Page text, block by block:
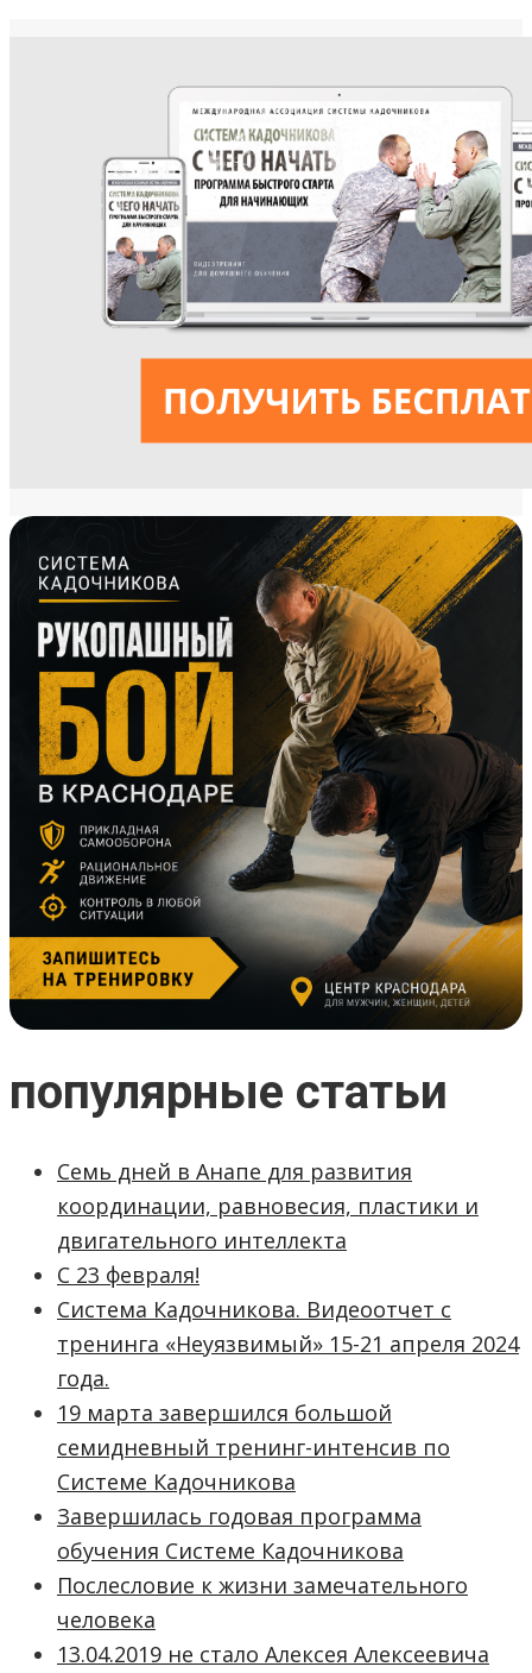
популярные статьи
Семь дней в Анапе для развития
координации, равновесия, пластики и
двигательного интеллекта
С 23 февраля!
Система Кадочникова. Видеоотчет с
тренинга «Неуязвимый» 15-21 апреля 2024
года.
19 марта завершился большой
семидневный тренинг-интенсив по
Системе Кадочникова
Завершилась годовая программа
обучения Системе Кадочникова
Послесловие к жизни замечательного
человека
13.04.2019 не стало Алексея Алексеевича